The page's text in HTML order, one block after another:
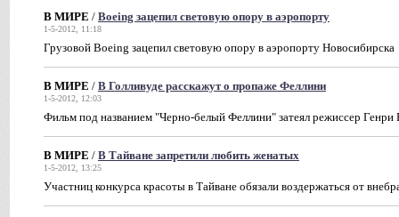
В МИРЕ / Boeing зацепил световую опору в аэропорту
1-5-2012, 11:18
Грузовой Boeing зацепил световую опору в аэропорту Новосибирска
В МИРЕ / В Голливуде расскажут о пропаже Феллини
1-5-2012, 12:03
Фильм под названием "Черно-белый Феллини" затеял режиссер Генри
В МИРЕ / В Тайване запретили любить женатых
1-5-2012, 13:25
Участниц конкурса красоты в Тайване обязали воздержаться от